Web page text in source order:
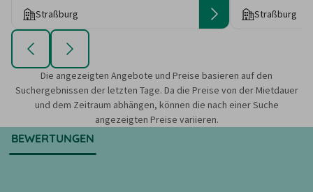
Straßburg Straßburg
Die angezeigten Angebote und Preise basieren auf den
Suchergebnissen der letzten Tage. Da die Preise von der Mietdauer
und dem Zeitraum abhängen, können die nach einer Suche
angezeigten Preise variieren.
BEWERTUNGEN